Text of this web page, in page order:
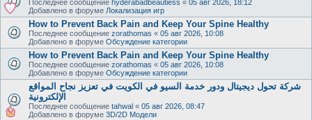
Последнее сообщение hyderabadbeautiess « 05 авг 2026, 18:12
Добавлено в форуме Локализация игр
How to Prevent Back Pain and Keep Your Spine Healthy
Последнее сообщение zorathomas « 05 авг 2026, 10:08
Добавлено в форуме Обсуждение категории
How to Prevent Back Pain and Keep Your Spine Healthy
Последнее сообщение zorathomas « 05 авг 2026, 10:08
Добавлено в форуме Обсуждение категории
شركة تحول ديجيتال ودور خدمة السيو في الكويت في تعزيز نجاح المواقع
الإلكترونية
Последнее сообщение tahwal « 05 авг 2026, 08:47
Добавлено в форуме 3D/2D Модели